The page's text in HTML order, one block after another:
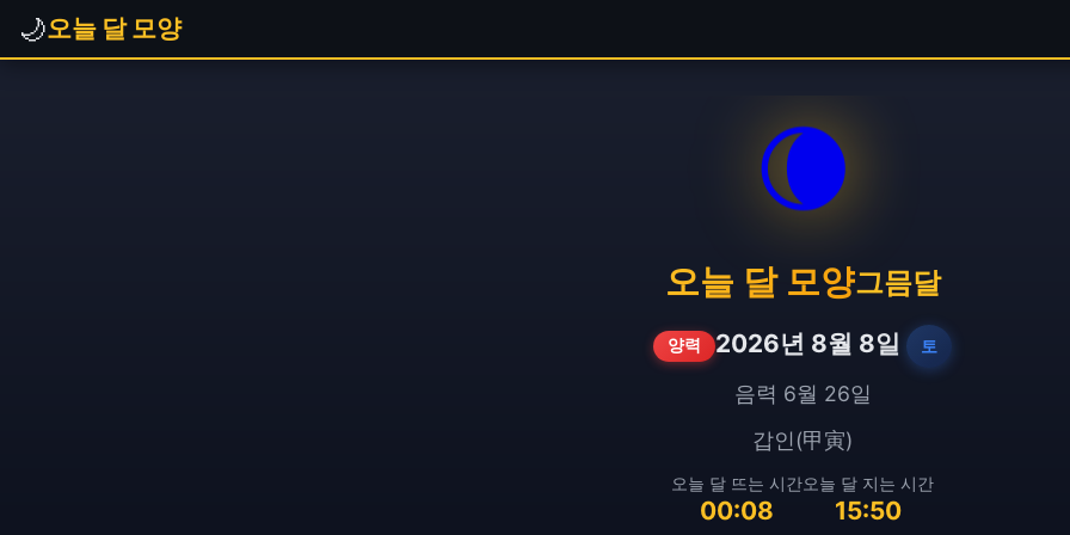
🌙오늘 달 모양
🌘
오늘 달 모양그믐달
양력 2026년 8월 8일 토
음력 6월 26일
갑인(甲寅)
오늘 달 뜨는 시간
00:08
오늘 달 지는 시간
15:50